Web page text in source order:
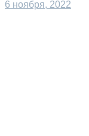
6 ноября, 2022